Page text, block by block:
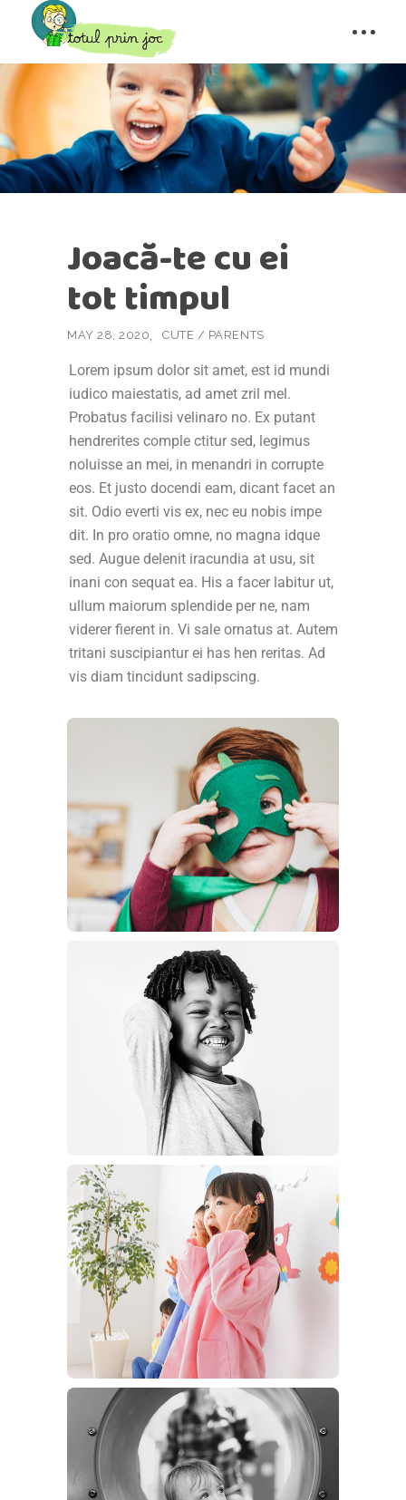
Joacă-te cu ei
tot timpul
MAY 28, 2020 CUTE / PARENTS
Lorem ipsum dolor sit amet, est id mundi
iudico maiestatis, ad amet zril mel.
Probatus facilisi velinaro no. Ex putant
hendrerites comple ctitur sed, legimus
noluisse an mei, in menandri in corrupte
eos. Et justo docendi eam, dicant facet an
sit. Odio everti vis ex, nec eu nobis impe
dit. In pro oratio omne, no magna idque
sed. Augue delenit iracundia at usu, sit
inani con sequat ea. His a facer labitur ut,
ullum maiorum splendide per ne, nam
viderer fierent in. Vi sale ornatus at. Autem
tritani suscipiantur ei has hen reritas. Ad
vis diam tincidunt sadipscing.